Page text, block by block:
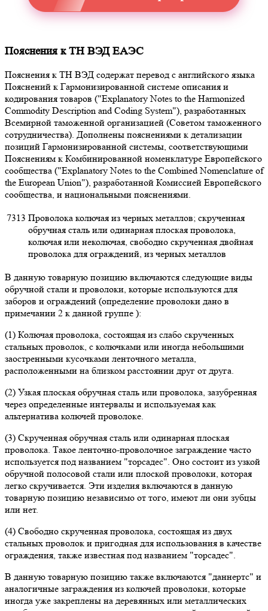
Пояснения к ТН ВЭД ЕАЭС
Пояснения к ТН ВЭД содержат перевод с английского языка
Пояснений к Гармонизированной системе описания и
кодирования товаров ("Explanatory Notes to the Harmonized
Commodity Description and Coding System"), разработанных
Всемирной таможенной организацией (Советом таможенного
сотрудничества). Дополнены пояснениями к детализации
позиций Гармонизированной системы, соответствующими
Пояснениям к Комбинированной номенклатуре Европейского
сообщества ("Explanatory Notes to the Combined Nomenclature of
the European Union"), разработанной Комиссией Европейского
сообщества, и национальными пояснениями.
7313 Проволока колючая из черных металлов; скрученная
обручная сталь или одинарная плоская проволока,
колючая или неколючая, свободно скрученная двойная
проволока для ограждений, из черных металлов
В данную товарную позицию включаются следующие виды
обручной стали и проволоки, которые используются для
заборов и ограждений (определение проволоки дано в
примечании 2 к данной группе ):
(1) Колючая проволока, состоящая из слабо скрученных
стальных проволок, с колючками или иногда небольшими
заостренными кусочками ленточного металла,
расположенными на близком расстоянии друг от друга.
(2) Узкая плоская обручная сталь или проволока, зазубренная
через определенные интервалы и используемая как
альтернатива колючей проволоке.
(3) Скрученная обручная сталь или одинарная плоская
проволока. Такое ленточно-проволочное заграждение часто
используется под названием "торсадес". Оно состоит из узкой
обручной полосовой стали или плоской проволоки, которая
легко скручивается. Эти изделия включаются в данную
товарную позицию независимо от того, имеют ли они зубцы
или нет.
(4) Свободно скрученная проволока, состоящая из двух
стальных проволок и пригодная для использования в качестве
ограждения, также известная под названием "торсадес".
В данную товарную позицию также включаются "даннертс" и
аналогичные заграждения из колючей проволоки, которые
иногда уже закреплены на деревянных или металлических